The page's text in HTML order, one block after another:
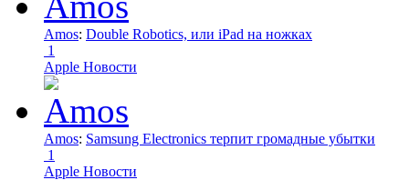
Amos: Double Robotics, или iPad на ножках
1
Apple Новости
Amos: Samsung Electronics терпит громадные убытки
1
Apple Новости